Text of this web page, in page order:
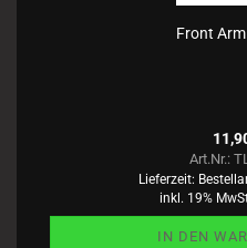
Front
Art.Nr.:
Lieferzeit:
inkl. 19%
IN DEN